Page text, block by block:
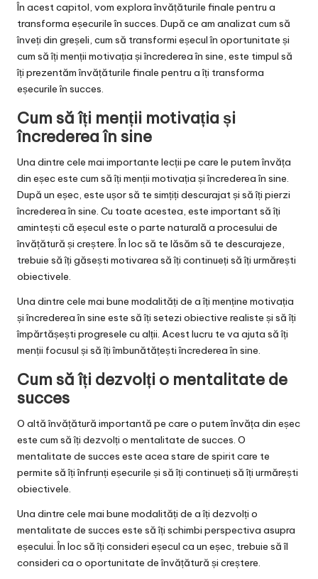
În acest capitol, vom explora învățăturile finale pentru a
transforma eșecurile în succes. După ce am analizat cum să
înveți din greșeli, cum să transformi eșecul în oportunitate și
cum să îți menții motivația și încrederea în sine, este timpul să
îți prezentăm învățăturile finale pentru a îți transforma
eșecurile în succes.
Cum să îți menții motivația și
încrederea în sine
Una dintre cele mai importante lecții pe care le putem învăța
din eșec este cum să îți menții motivația și încrederea în sine.
După un eșec, este ușor să te simțiți descurajat și să îți pierzi
încrederea în sine. Cu toate acestea, este important să îți
amintești că eșecul este o parte naturală a procesului de
învățătură și creștere. În loc să te lăsăm să te descurajeze,
trebuie să îți găsești motivarea să îți continueți să îți urmărești
obiectivele.
Una dintre cele mai bune modalități de a îți menține motivația
și încrederea în sine este să îți setezi obiective realiste și să îți
împărtășești progresele cu alții. Acest lucru te va ajuta să îți
menții focusul și să îți îmbunătățești încrederea în sine.
Cum să îți dezvolți o mentalitate de
succes
O altă învățătură importantă pe care o putem învăța din eșec
este cum să îți dezvolți o mentalitate de succes. O
mentalitate de succes este acea stare de spirit care te
permite să îți înfrunți eșecurile și să îți continueți să îți urmărești
obiectivele.
Una dintre cele mai bune modalități de a îți dezvolți o
mentalitate de succes este să îți schimbi perspectiva asupra
eșecului. În loc să îți consideri eșecul ca un eșec, trebuie să îl
consideri ca o oportunitate de învățătură și creștere.